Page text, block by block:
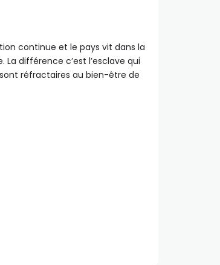
continue et le pays vit dans la
différence c’est l’esclave qui
réfractaires au bien-être de